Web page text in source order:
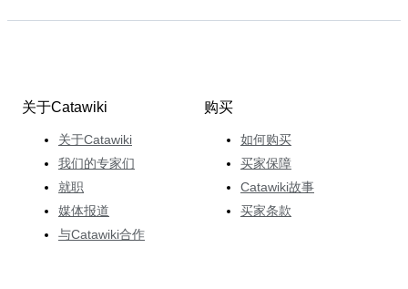
关于Catawiki
关于Catawiki
我们的专家们
就职
媒体报道
与Catawiki合作
购买
如何购买
买家保障
Catawiki故事
买家条款